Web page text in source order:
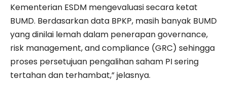
Kementerian ESDM mengevaluasi secara ketat
BUMD. Berdasarkan data BPKP, masih banyak BUMD
yang dinilai lemah dalam penerapan governance,
risk management, and compliance (GRC) sehingga
proses persetujuan pengalihan saham PI sering
tertahan dan terhambat,” jelasnya.